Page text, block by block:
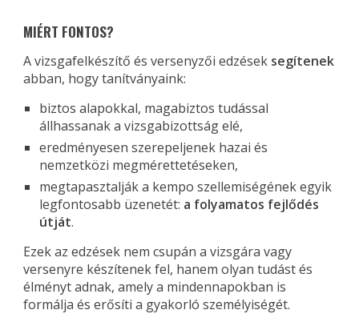
MIÉRT FONTOS?
A vizsgafelkészítő és versenyzői edzések segítenek
abban, hogy tanítványaink:
biztos alapokkal, magabiztos tudással
állhassanak a vizsgabizottság elé,
eredményesen szerepeljenek hazai és
nemzetközi megmérettetéseken,
megtapasztalják a kempo szellemiségének egyik
legfontosabb üzenetét: a folyamatos fejlődés
útját.
Ezek az edzések nem csupán a vizsgára vagy
versenyre készítenek fel, hanem olyan tudást és
élményt adnak, amely a mindennapokban is
formálja és erősíti a gyakorló személyiségét.